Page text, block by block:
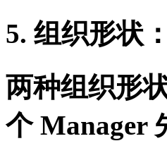
5. 组织形状
两种组织形
个 Manager